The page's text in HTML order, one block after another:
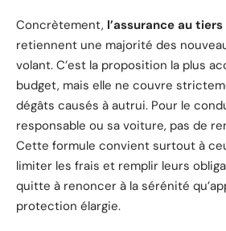
Concrètement, l’assurance au tiers
retiennent une majorité des
volant. C’est la proposition la plus
budget, mais elle ne couvre
dégâts causés à autrui. Pour le
responsable ou sa voiture, pas de
Cette formule convient surtout à
limiter les frais et remplir leurs
quitte à renoncer à la sérénité
protection élargie.